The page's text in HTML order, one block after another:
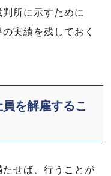
所に示すために
実績を残しておく
を解雇するこ
せば、行うことが